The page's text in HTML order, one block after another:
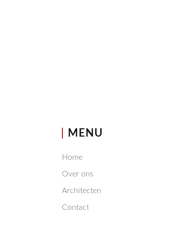
MENU
Home
Over ons
Architecten
Contact